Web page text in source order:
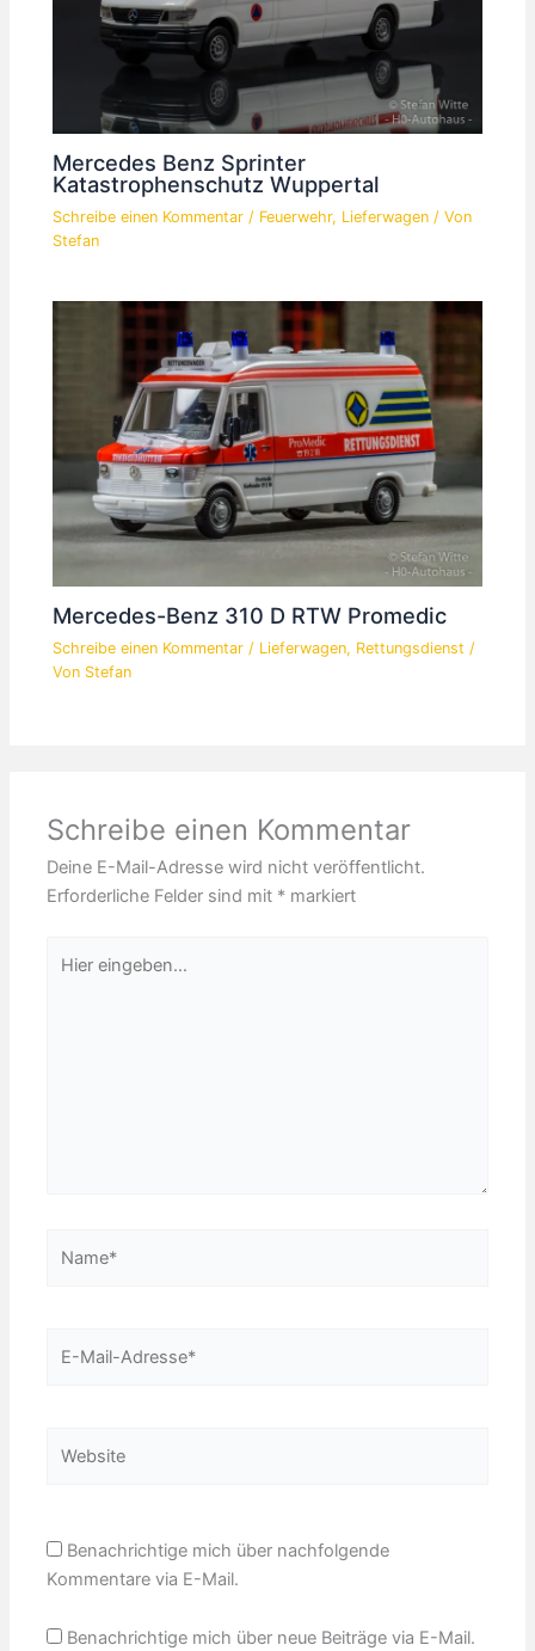
Mercedes Benz Sprinter
Katastrophenschutz Wuppertal
Schreibe einen Kommentar / Feuerwehr, Lieferwagen / Von
Stefan
Mercedes-Benz 310 D RTW Promedic
Schreibe einen Kommentar / Lieferwagen, Rettungsdienst /
Von Stefan
Schreibe einen Kommentar
Deine E-Mail-Adresse wird nicht veröffentlicht.
Erforderliche Felder sind mit * markiert
eingeben…
Mail-
Benachrichtige mich über nachfolgende
Kommentare via E-Mail.
Benachrichtige mich über neue Beiträge via E-Mail.